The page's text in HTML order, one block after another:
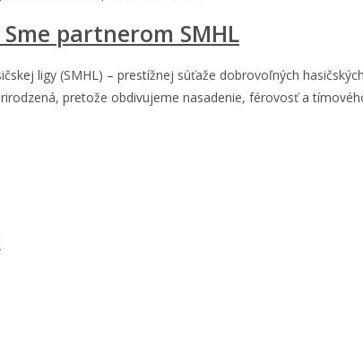
partnerom SMHL
ligy (SMHL) – prestížnej súťaže dobrovoľných
pretože obdivujeme nasadenie, férovosť a